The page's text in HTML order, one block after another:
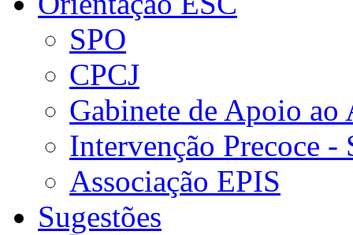
SPO
CPCJ
Gabinete de Apoio ao
Intervenção Precoce -
Associação EPIS
Sugestões